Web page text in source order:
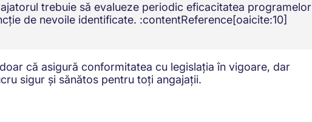
trebuie să evalueze periodic eficacitatea programelor
de nevoile identificate. :contentReference[oaicite:10]
că asigură conformitatea cu legislația în vigoare, dar
sigur și sănătos pentru toți angajații.